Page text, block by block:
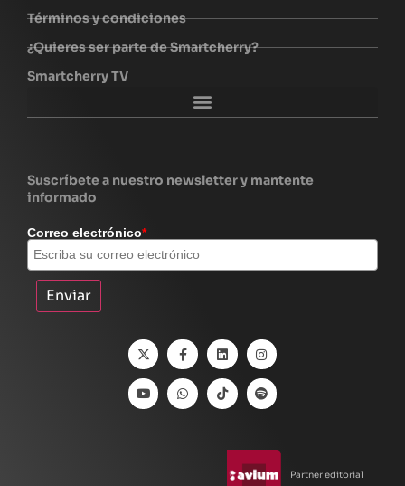
Términos y condiciones
¿Quieres ser parte de Smartcherry?
Smartcherry TV
Suscríbete a nuestro newsletter y mantente
informado
Correo electrónico*
Partner editorial